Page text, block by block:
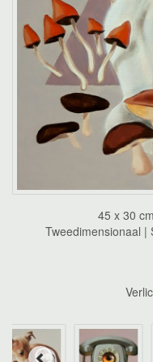
45 x 30
Tweedimensionaal |